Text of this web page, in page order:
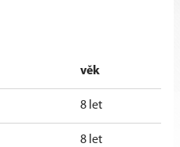
věk
8 let
8 let